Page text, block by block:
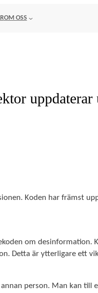
OM OSS
uppdaterar
Koden har främst
om desinformation.
Detta är ytterligare ett
person. Man kan till